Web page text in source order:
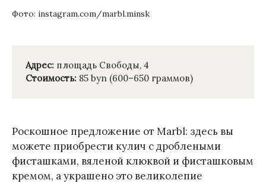
Фото: instagram.com/marbl.minsk
Адрес: площадь Свободы, 4
Стоимость: 85 byn (600–650 граммов)
Роскошное предложение от Marbl: здесь вы
можете приобрести кулич с дроблеными
фисташками, вяленой клюквой и фисташковым
кремом, а украшено это великолепие